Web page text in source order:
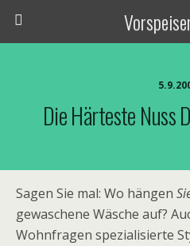
Die Härteste Nuss
Sagen Sie mal: Wo hängen
gewaschene Wäsche auf?
Wohnfragen spezialisierte